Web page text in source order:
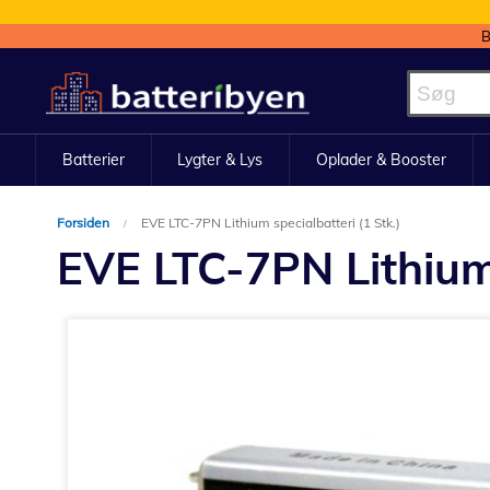
to
Content
Batterier Lygter & Lys Oplader & Booster
Forsiden EVE LTC-7PN Lithium specialbatteri (1 Stk.)
EVE LTC-7PN